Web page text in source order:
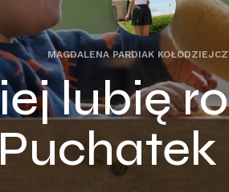
MAGDALENA PARDIAK
lubię